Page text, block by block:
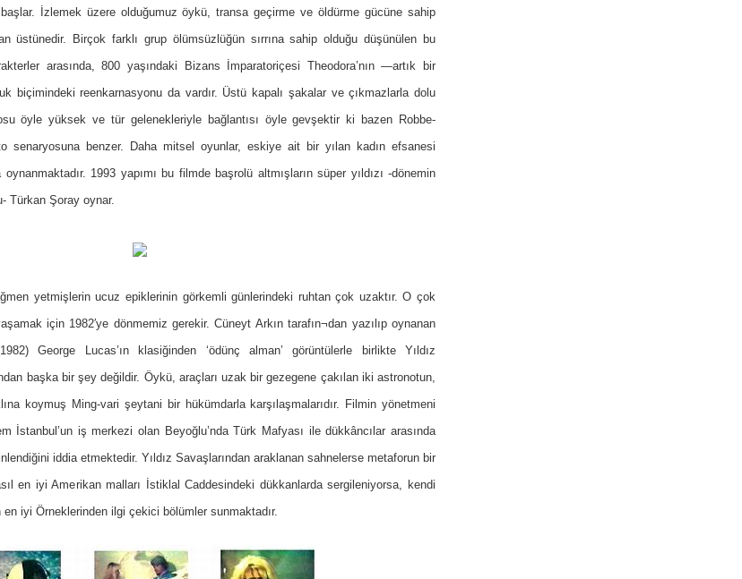
başlar. İzlemek üzere olduğumuz öykü, transa geçirme ve öldürme gücüne sahip
üstünedir. Birçok farklı grup ölümsüzlüğün sırrına sahip olduğu düşünülen bu
arasında, 800 yaşındaki Bizans İmparatoriçesi Theodora’nın —artık bir
biçimindeki reenkarnasyonu da vardır. Üstü kapalı şakalar ve çıkmazlarla dolu
öyle yüksek ve tür gelenekleriyle bağlantısı öyle gevşektir ki bazen Robbe-
senaryosuna benzer. Daha mitsel oyunlar, eskiye ait bir yılan kadın efsanesi
1993 yapımı bu filmde başrolü altmışların süper yıldızı -dönemin
Türkan Şoray oynar.
yetmişlerin ucuz epiklerinin görkemli günlerindeki ruhtan çok uzaktır. O çok
için 1982′ye dönmemiz gerekir. Cüneyt Arkın tarafın¬dan yazılıp oynanan
George Lucas’ın klasiğinden ‘ödünç alman’ görüntülerle birlikte Yıldız
başka bir şey değildir. Öykü, araçları uzak bir gezegene çakılan iki astronotun,
koymuş Ming-vari şeytani bir hükümdarla karşılaşmalarıdır. Filmin yönetmeni
İstanbul’un iş merkezi olan Beyoğlu’nda Türk Mafyası ile dükkâncılar arasında
iddia etmektedir. Yıldız Savaşlarından araklanan sahnelerse metaforun bir
en iyi Amerikan malları İstiklal Caddesindeki dükkanlarda sergileniyorsa, kendi
en iyi Örneklerinden ilgi çekici bölümler sunmaktadır.